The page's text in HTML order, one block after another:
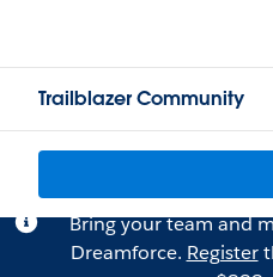
Trailblazer Community
Bring your team and
Dreamforce. Register